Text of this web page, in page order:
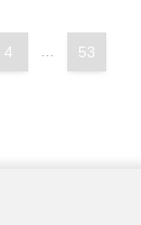
4 ... 53